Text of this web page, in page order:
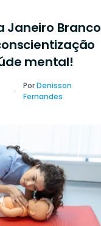
Janeiro Branco
mental!
PorDenisson
Fernandes